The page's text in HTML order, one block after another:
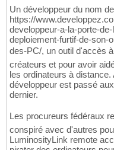
Un développeur du nom
https://
developpeur-a-la-porte-
deploiement-furtif-de-son-
des-PC/, un outil d'accès
créateurs et pour avoir
les ordinateurs à
développeur est passé
dernier.
Les procureurs fédéraux
conspiré avec d'autres
LuminosityLink remote